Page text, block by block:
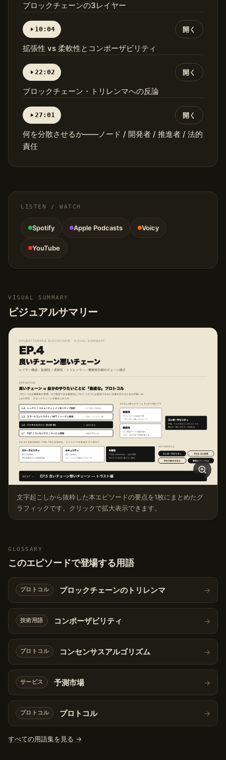
ブロックチェーンの3レイヤー
10:04 開く
拡張性 vs 柔軟性とコンポーザビリティ
22:02 開く
ブロックチェーン・トリレンマへの反論
27:01 開く
何を分散させるか——ノード / 開発者 / 推進者 / 法的
責任
LISTEN / WATCH
Spotify Apple Podcasts Voicy
YouTube
VISUAL SUMMARY
ビジュアルサマリー
文字起こしから抜粋した本エピソードの要点を1枚にまとめたグ
ラフィックです。クリックで拡大表示できます。
GLOSSARY
このエピソードで登場する用語
プロトコル ブロックチェーンのトリレンマ →
技術用語 コンポーザビリティ →
プロトコル コンセンサスアルゴリズム →
サービス 予測市場 →
プロトコル プロトコル →
すべての用語集を見る →